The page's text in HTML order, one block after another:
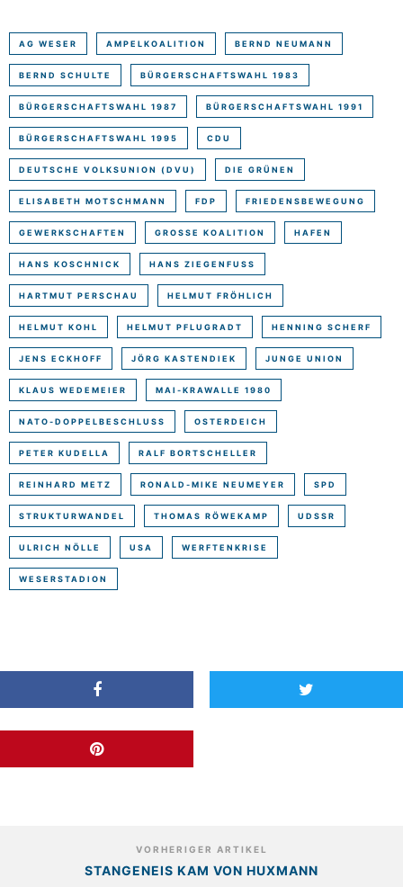
AG WESER AMPELKOALITION BERND NEUMANN
BERND SCHULTE BÜRGERSCHAFTSWAHL 1983
BÜRGERSCHAFTSWAHL 1987 BÜRGERSCHAFTSWAHL 1991
BÜRGERSCHAFTSWAHL 1995 CDU
DEUTSCHE VOLKSUNION (DVU) DIE GRÜNEN
ELISABETH MOTSCHMANN FDP FRIEDENSBEWEGUNG
GEWERKSCHAFTEN GROSSE KOALITION HAFEN
HANS KOSCHNICK HANS ZIEGENFUSS
HARTMUT PERSCHAU HELMUT FRÖHLICH
HELMUT KOHL HELMUT PFLUGRADT HENNING SCHERF
JENS ECKHOFF JÖRG KASTENDIEK JUNGE UNION
KLAUS WEDEMEIER MAI-KRAWALLE 1980
NATO-DOPPELBESCHLUSS OSTERDEICH
PETER KUDELLA RALF BORTSCHELLER
REINHARD METZ RONALD-MIKE NEUMEYER SPD
STRUKTURWANDEL THOMAS RÖWEKAMP UDSSR
ULRICH NÖLLE USA WERFTENKRISE
WESERSTADION
VORHERIGER ARTIKEL
STANGENEIS KAM VON HUXMANN